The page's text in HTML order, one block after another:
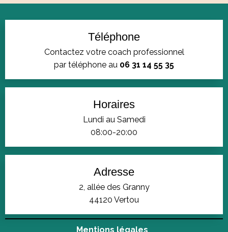
Téléphone
Contactez votre coach professionnel
par téléphone au 06 31 14 55 35
Horaires
Lundi au Samedi
08:00-20:00
Adresse
2, allée des Granny
44120 Vertou
Mentions légales